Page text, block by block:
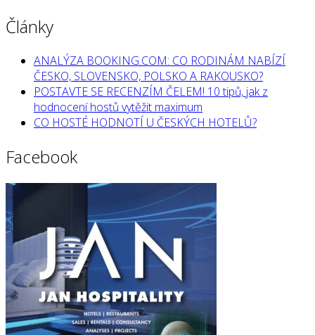
Články
ANALÝZA BOOKING.COM: CO RODINÁM NABÍZÍ
ČESKO, SLOVENSKO, POLSKO A RAKOUSKO?
POSTAVTE SE RECENZÍM ČELEM! 10 tipů, jak z
hodnocení hostů vytěžit maximum
CO HOSTÉ HODNOTÍ U ČESKÝCH HOTELŮ?
Facebook